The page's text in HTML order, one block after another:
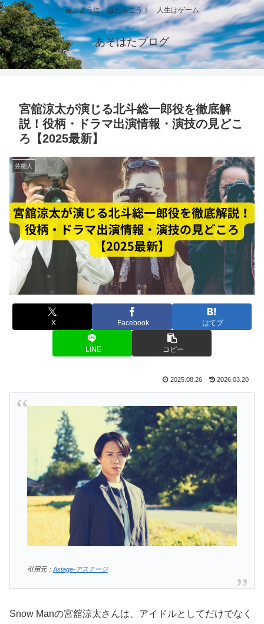
遊ぶように、はたらこう！ 人生はゲーム
あそはたブログ
宮舘涼太が演じる北斗総一郎役を徹底解
説！役柄・ドラマ出演情報・演技の見どこ
ろ【2025最新】
芸能人
X Facebook はてブ
LINE コピー
2025.08.26 2026.03.20
引用元： Astage-アステージ
Snow Manの宮舘涼太さんは、アイドルとしてだけでなく